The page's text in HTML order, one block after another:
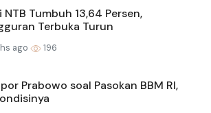
NTB Tumbuh 13,64 Persen,
Terbuka Turun
ago 196
Prabowo soal Pasokan BBM RI,